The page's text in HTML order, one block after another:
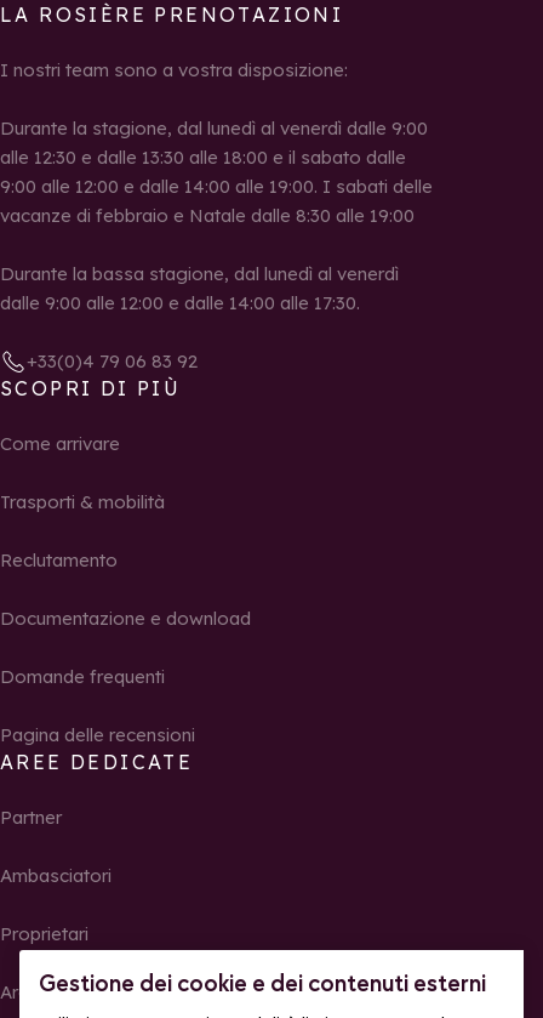
Gestione dei cookie e dei contenuti esterni
LA ROSIÈRE PRENOTAZIONI
I nostri team sono a vostra disposizione:
Durante la stagione, dal lunedì al venerdì dalle 9:00
alle 12:30 e dalle 13:30 alle 18:00 e il sabato dalle
9:00 alle 12:00 e dalle 14:00 alle 19:00. I sabati delle
vacanze di febbraio e Natale dalle 8:30 alle 19:00
Durante la bassa stagione, dal lunedì al venerdì
dalle 9:00 alle 12:00 e dalle 14:00 alle 17:30.
+33(0)4 79 06 83 92
SCOPRI DI PIÙ
Come arrivare
Trasporti & mobilità
Reclutamento
Documentazione e download
Domande frequenti
Pagina delle recensioni
AREE DEDICATE
Partner
Ambasciatori
Proprietari
Area Stampa